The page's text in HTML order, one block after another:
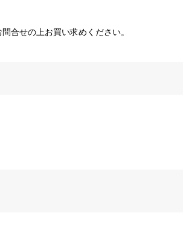
合せの上お買い求めください。